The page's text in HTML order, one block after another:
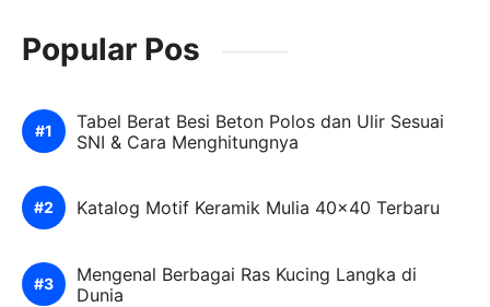
Popular Pos
Tabel Berat Besi Beton Polos dan Ulir Sesuai
SNI & Cara Menghitungnya
Katalog Motif Keramik Mulia 40×40 Terbaru
Mengenal Berbagai Ras Kucing Langka di
Dunia